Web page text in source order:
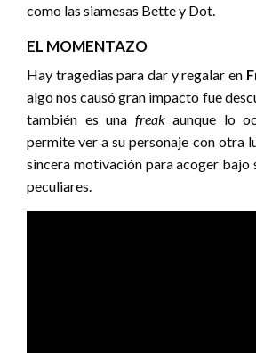
como las siamesas Bette y Dot.
EL MOMENTAZO
Hay tragedias para dar y regalar en
algo nos causó gran impacto fue
también es una freakaunque lo
permite ver a su personaje con otra
sincera motivación para acoger bajo
peculiares.